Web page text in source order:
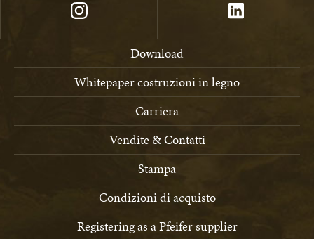
Download
Whitepaper costruzioni in legno
Carriera
Vendite & Contatti
Stampa
Condizioni di acquisto
Registering as a Pfeifer supplier